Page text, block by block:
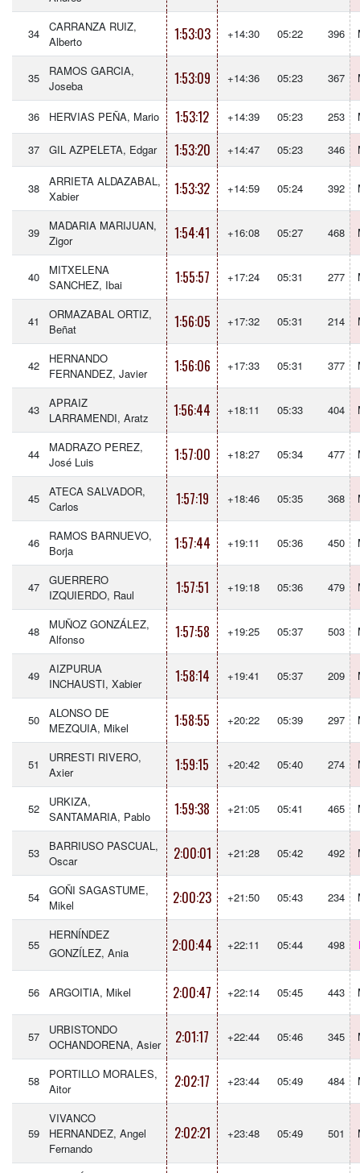
34
CARRANZA RUIZ,
Alberto
1:53:03 +14:30 05:22 396
35
RAMOS GARCIA,
Joseba
1:53:09 +14:36 05:23 367
36 HERVIAS PEÑA, Mario 1:53:12 +14:39 05:23 253
37 GIL AZPELETA, Edgar 1:53:20 +14:47 05:23 346
38
ARRIETA ALDAZABAL,
Xabier
1:53:32 +14:59 05:24 392
39
MADARIA MARIJUAN,
Zigor
1:54:41 +16:08 05:27 468
40
MITXELENA
SANCHEZ, Ibai
1:55:57 +17:24 05:31 277
41
ORMAZABAL ORTIZ,
Beñat
1:56:05 +17:32 05:31 214
42
HERNANDO
FERNANDEZ, Javier
1:56:06 +17:33 05:31 377
43
APRAIZ
LARRAMENDI, Aratz
1:56:44 +18:11 05:33 404
44
MADRAZO PEREZ,
José Luis
1:57:00 +18:27 05:34 477
45
ATECA SALVADOR,
Carlos
1:57:19 +18:46 05:35 368
46
RAMOS BARNUEVO,
Borja
1:57:44 +19:11 05:36 450
47
GUERRERO
IZQUIERDO, Raul
1:57:51 +19:18 05:36 479
48
MUÑOZ GONZÁLEZ,
Alfonso
1:57:58 +19:25 05:37 503
49
AIZPURUA
INCHAUSTI, Xabier
1:58:14 +19:41 05:37 209
50
ALONSO DE
MEZQUIA, Mikel
1:58:55 +20:22 05:39 297
51
URRESTI RIVERO,
Axier
1:59:15 +20:42 05:40 274
52
URKIZA,
SANTAMARIA, Pablo
1:59:38 +21:05 05:41 465
53
BARRIUSO PASCUAL,
Oscar
2:00:01 +21:28 05:42 492
54
GOÑI SAGASTUME,
Mikel
2:00:23 +21:50 05:43 234
55
HERNÍNDEZ
GONZÍLEZ, Ania
2:00:44 +22:11 05:44 498
56 ARGOITIA, Mikel 2:00:47 +22:14 05:45 443
57
URBISTONDO
OCHANDORENA, Asier
2:01:17 +22:44 05:46 345
58
PORTILLO MORALES,
Aitor
2:02:17 +23:44 05:49 484
59
VIVANCO
HERNANDEZ, Angel
Fernando
2:02:21 +23:48 05:49 501